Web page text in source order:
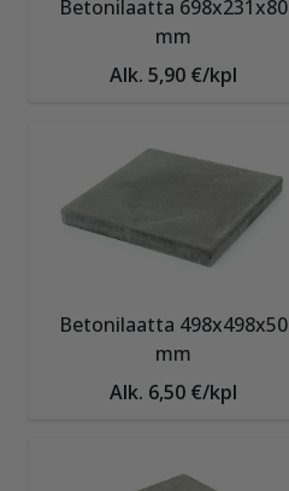
Betonilaatta 698x231x80
mm
Alk. 5,90 €/kpl
Betonilaatta 498x498x50
mm
Alk. 6,50 €/kpl